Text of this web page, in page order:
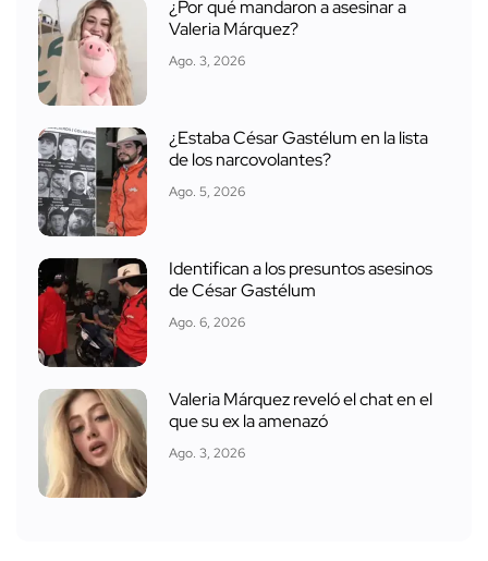
¿Por qué mandaron a asesinar a
Valeria Márquez?
Ago. 3, 2026
¿Estaba César Gastélum en la lista
de los narcovolantes?
Ago. 5, 2026
Identifican a los presuntos asesinos
de César Gastélum
Ago. 6, 2026
Valeria Márquez reveló el chat en el
que su ex la amenazó
Ago. 3, 2026